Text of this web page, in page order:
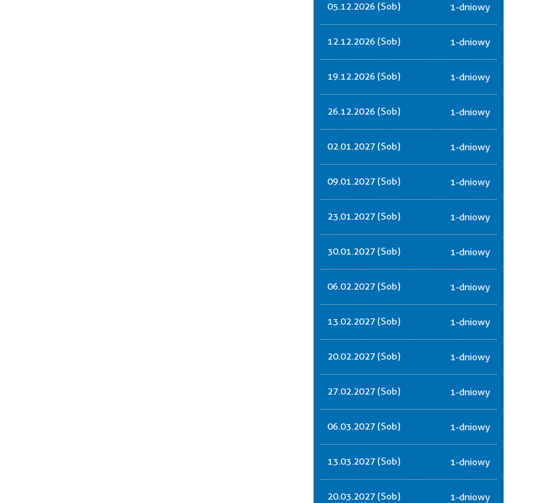
05.12.2026 (Sob) 1-dniowy
12.12.2026 (Sob) 1-dniowy
19.12.2026 (Sob) 1-dniowy
26.12.2026 (Sob) 1-dniowy
02.01.2027 (Sob) 1-dniowy
09.01.2027 (Sob) 1-dniowy
23.01.2027 (Sob) 1-dniowy
30.01.2027 (Sob) 1-dniowy
06.02.2027 (Sob) 1-dniowy
13.02.2027 (Sob) 1-dniowy
20.02.2027 (Sob) 1-dniowy
27.02.2027 (Sob) 1-dniowy
06.03.2027 (Sob) 1-dniowy
13.03.2027 (Sob) 1-dniowy
20.03.2027 (Sob) 1-dniowy